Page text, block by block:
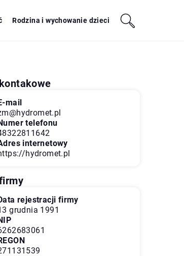
Rodzina i wychowanie dzieci
mail
telefonu
internetowy
hydromet.pl
rejestracji firmy
grudnia 1991